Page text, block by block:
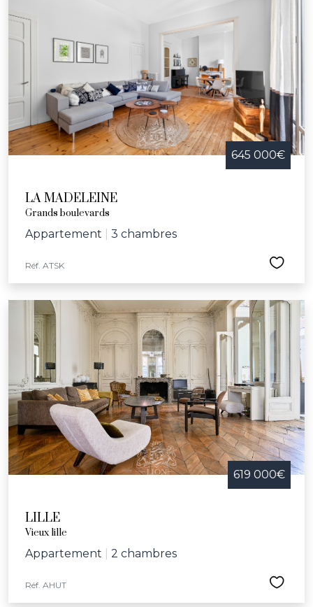
645 000€
LA MADELEINE
Grands boulevards
Appartement 3 chambres
Réf. ATSK
619 000€
LILLE
Vieux lille
Appartement 2 chambres
Réf. AHUT